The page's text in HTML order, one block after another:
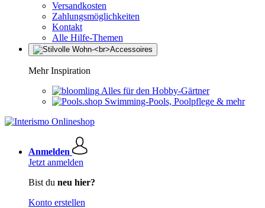
Versandkosten
Zahlungsmöglichkeiten
Kontakt
Alle Hilfe-Themen
Mehr Inspiration
Alles für den Hobby-Gärtner
Swimming-Pools, Poolpflege & mehr
Anmelden
Jetzt anmelden
Bist du neu hier?
Konto erstellen